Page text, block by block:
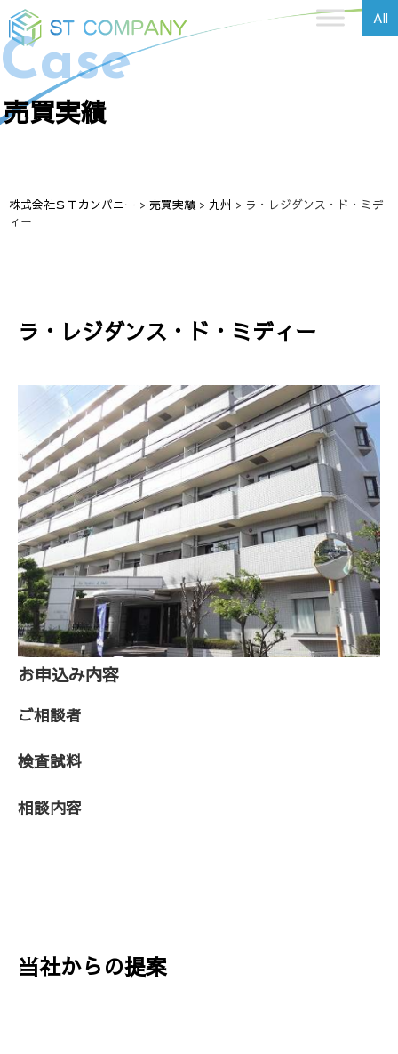
All
Case
売買実績
株式会社ＳＴカンパニー > 売買実績 > 九州 > ラ・レジダンス・ド・ミデ
ィー
ラ・レジダンス・ド・ミディー
お申込み内容
ご相談者
検査試料
相談内容
当社からの提案